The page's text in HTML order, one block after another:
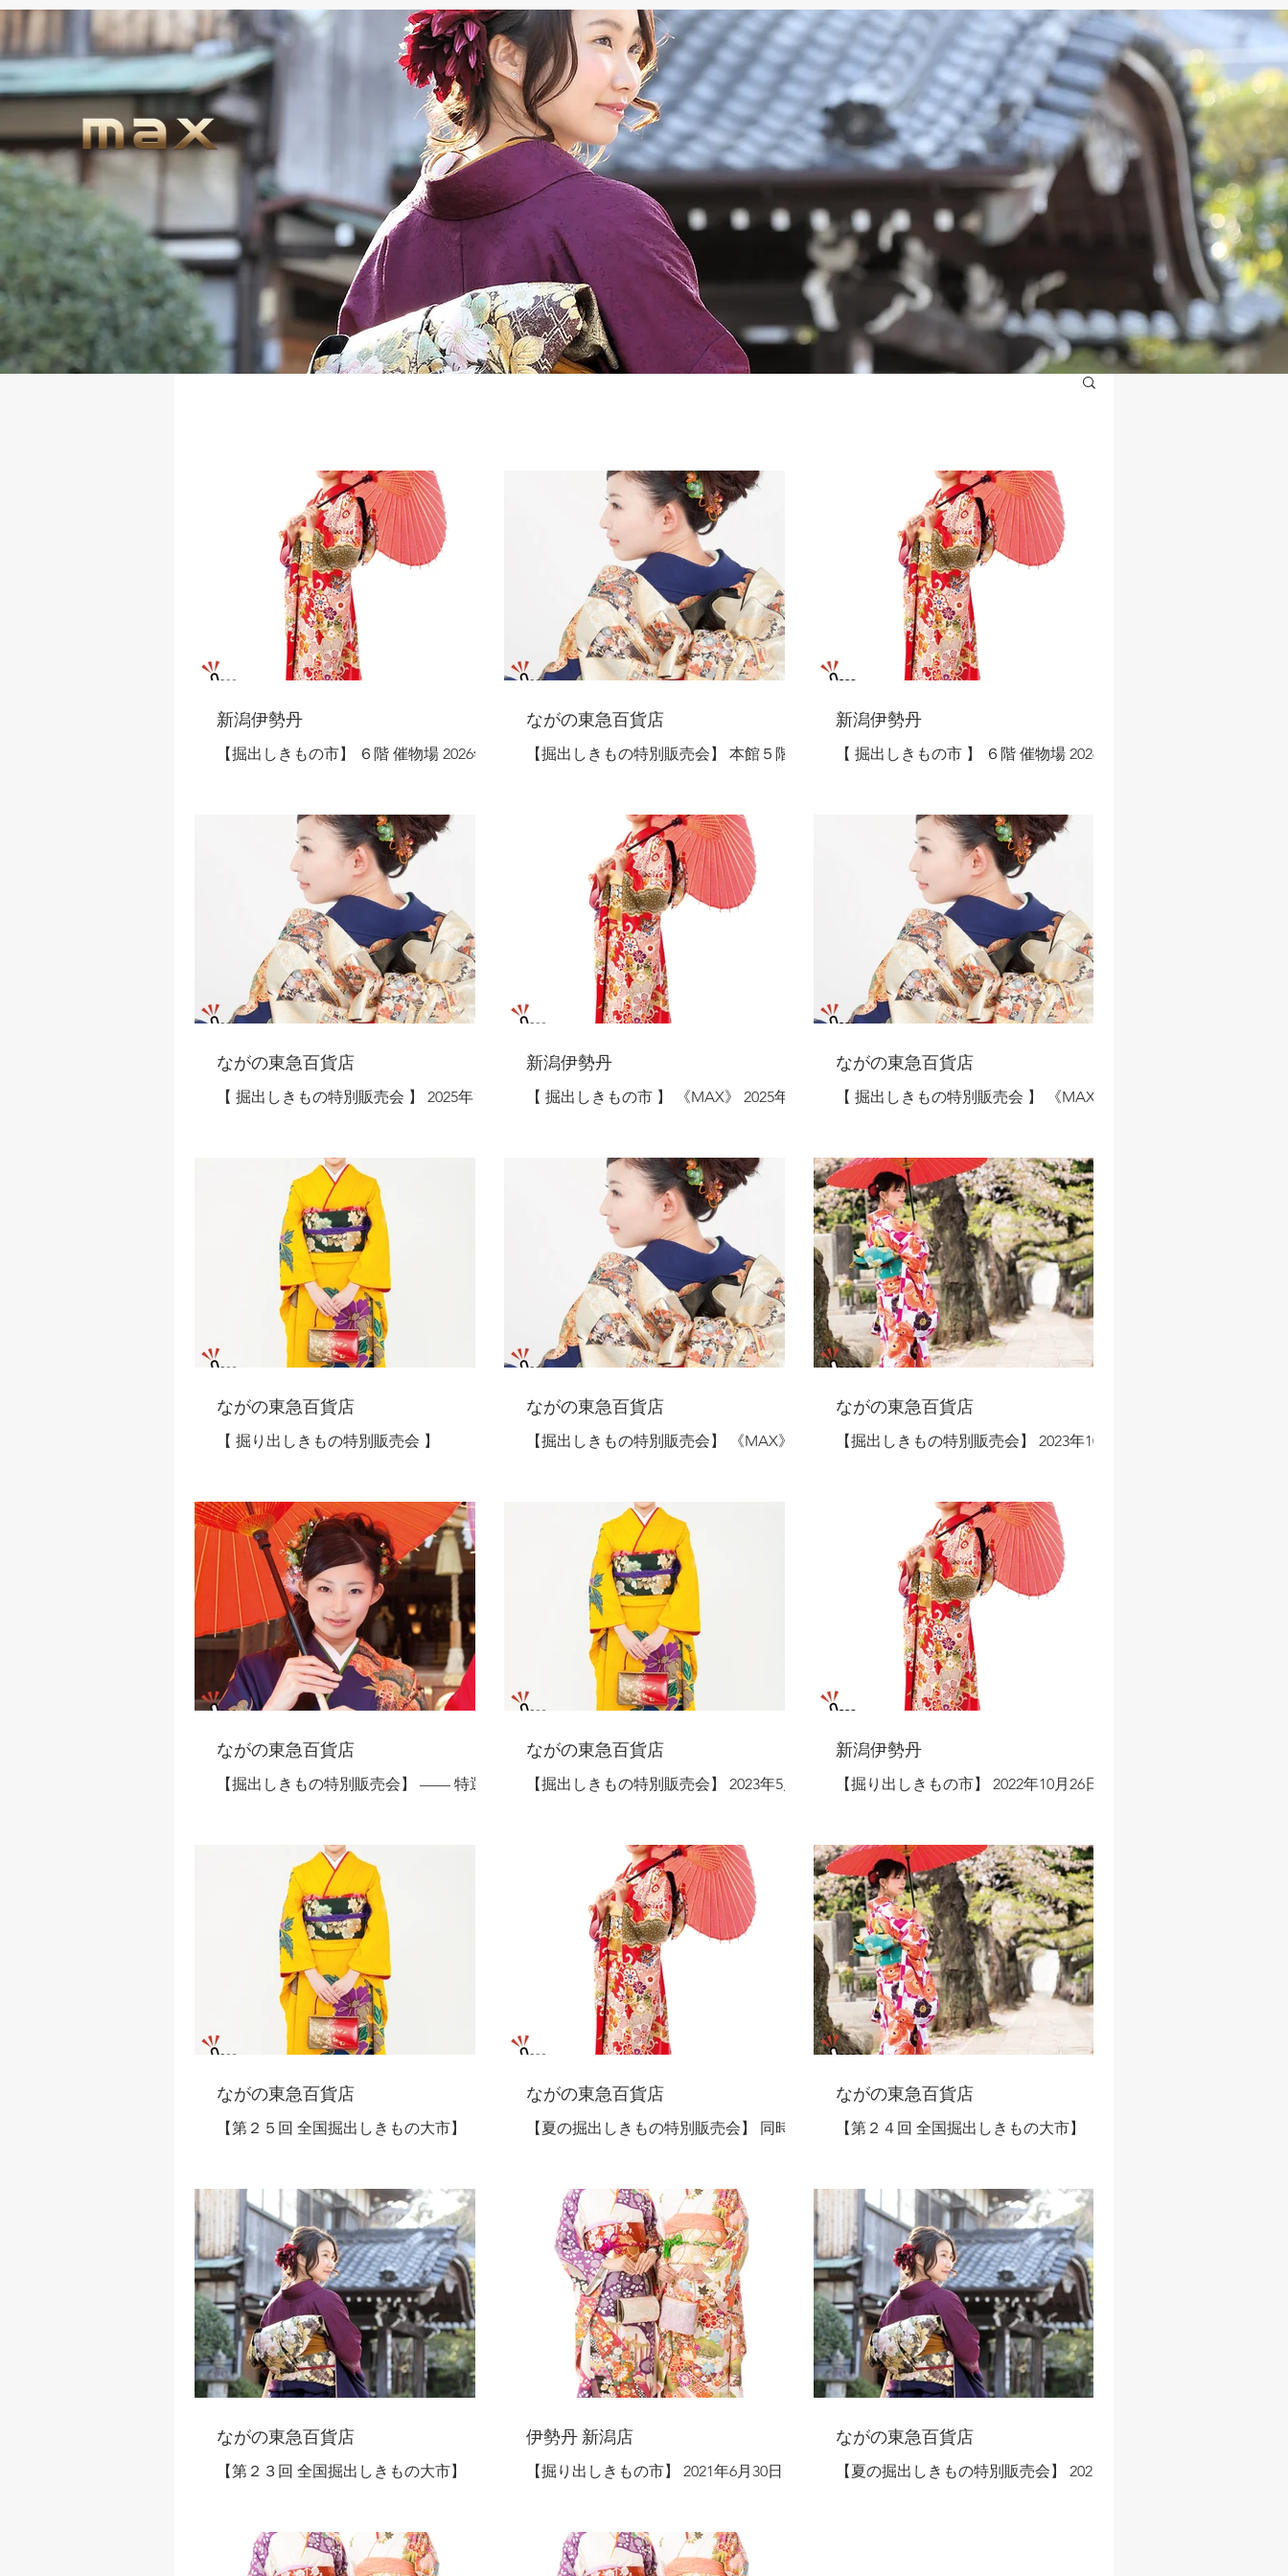
新潟伊勢丹
【掘出しきもの市】 ６階 催物場 2026年7
特別価格でご提供！】 特 別 企 画 振袖ま
つり 来年、再来年用の晴れ着を今のうち
に…人気の最新柄、古典柄、モダン柄な
ど色柄豊富にお値打ち価格でご紹介！ -
振袖（リユース品）11,000円から - 振袖
（撮影使用品）55,000円から - 振袖（展
示サンプル品）110,000円から その他、
特選振袖や仮絵羽なども多数取り揃えて
おります。 フォーマルきもの特集 - 訪問
着（撮影使用品）55,000円から - 黒留袖
（撮影使用品）33,000円から 特選紬 有名
作家きもの特集 大島紬、牛首紬、結城紬
など全国各地の特選紬や本加賀友禅など
※ 洗える長襦袢（新品）5,500円【限定
5】 ※ 卒業式用袴（貸衣装処分品）5,500
円【限定5】 ※ 振袖用ショール（新品）
5,500円【限定5】 ※価格は消費税を含ん
だ価格です。 ----------
ながの東急百貨店
【掘出しきもの特別販売会】 本館５階
ら取揃えたきものと帯を特別価格で大ご
を…来年、再来年用の晴れ着を今のうち
に…。人気の最新柄など色柄豊富に大ご
奉仕！ - 振袖（展示サンプル品）110,000
円から - 振袖（撮影使用品）55,000円か
ら - 振袖（モデル着用品）33,000円から -
袋帯（撮影使用品）33,000円から 単衣・
夏きもの・夏帯 先行大処分 礼装モノか
らおしゃれモノまで、単衣・夏きもの・
夏帯がお値打ち価格先行大処分！ - 夏き
もの（撮影使用品）33,000円から - 夏帯
（撮影使用品）22,000円から 礼装きも
た、西陣織をはじめ有名メーカーの織り
や染めの帯もお値打ち価格で大放出！ -
訪問着（展示サンプル品）110,000円から
- 袋帯（撮影使用品）33,000円から 日替
りご奉仕品 お一人様１点限り ※ 6/11(木)
新潟伊勢丹
【 掘出しきもの市 】 ６階 催物場 2026年
特別価格でご提供！】 特 別 企 画 振袖ま
つり 来年、再来年用の晴れ着を今のうち
に…人気の最新柄、古典柄、モダン柄な
ど色柄豊富にお値打ち価格で大ご奉仕！
袖（撮影使用品） 55,000円 から - 振袖
（展示サンプル品） 110,000円 から その
他、特選振袖や仮絵羽なども多数取り揃
えております。 フォーマルきもの特集 -
訪問着（撮影使用品） 55,000円から - 黒
留袖（撮影使用品） 33,000円から 特選紬
有名作家きもの特集 大島紬、牛首紬、結
城紬など全国各地の特選紬や本加賀友禅
点限り ※ 洗える長襦袢（新品） 5,500円
【限定5】 ※ 卒業式用袴（貸衣装処分
品） 5,500円 【限定5】 ※ 振袖用ショー
ル （新品） 5,500円 【限定5
ながの東急百貨店
【 掘出しきもの特別販売会 】 2025年10
別価格で大ご奉仕！】 特 別 企 画 振袖ま
つり 来年、再来年用の晴れ着を今のうち
に…京友禅の振袖、人気の最新柄や古典
柄など色柄豊富に一挙...
新潟伊勢丹
【 掘出しきもの市 】 《MAX》 2025年6
特別価格でご提供！】 特 別 企 画 振袖ま
つり 来年、再来年用の晴れ着を今のうち
に…人気の最新柄、古典柄、モダン柄な
ど色柄豊富にお値打...
ながの東急百貨店
【 掘出しきもの特別販売会 】 《MAX》
帯を 特別価格で大ご奉仕！】 単衣・夏
もの・夏帯 先行販売 礼装モノからおし
ゃれモノまで、単衣・夏きもの・夏帯が
お値打ち価格先行販売！ -...
ながの東急百貨店
【 掘り出しきもの特別販売会 】
きものと帯を 特別価格で大ご奉仕！ 】
振袖まつり 来年、再来年用の晴れ着を今
のうちに…人気の最新柄、古典柄、モダ
ン柄など色柄多彩にお値打ち価...
ながの東急百貨店
【掘出しきもの特別販売会】 《MAX》
と帯を特別価格で大ご奉仕！― 振 袖 ま
つ り - 振袖（撮影使用品）55,000円から
- 袋帯（撮影使用品）33,000円から 単
衣・夏もの...
ながの東急百貨店
【掘出しきもの特別販売会】 2023年10月
特別価格で大ご奉仕！】 大振袖まつり
色柄豊富にお値打ち価格で一挙大処分！
- 振袖（貸衣装処分品）11,000円から -...
ながの東急百貨店
【掘出しきもの特別販売会】 —— 特選
より厳選された充実の品揃えと、この時
限りの驚きの価格で特別大ご奉仕！】 振
袖大特集 人気最新柄やモダン柄、古典柄
など色柄豊富にお買い得価格で大特
ながの東急百貨店
【掘出しきもの特別販売会】 2023年5月
充実の品揃えと価格で特別大ご奉仕！】
振 袖 ま つ り - 振袖（撮影使用品）
110,000円【限定1】 - 袋帯（撮影使用
品）33,000円【限定1】...
新潟伊勢丹
【掘り出しきもの市】 2022年10月26日～
多数ご用意しました。※リフォーム用き
ものは除く ≪​全国各地から取り揃えたき
ものと帯を驚きの品揃えと価格で特別大
ご奉仕！≫ 〈特別企画〉...
ながの東急百貨店
【第２５回 全国掘出しきもの大市】
と帯を驚きの品揃えと価格で特別大ご奉
仕！】 特別企画 振袖まつり 色柄豊富に
一挙大集結！ - 振袖（撮影使用品）
110,000円【限定1】 -...
ながの東急百貨店
【夏の掘出しきもの特別販売会】 同時開
【全国各地から取り揃えたきものと帯を
驚きの品揃えと価格で特別大ご奉仕！】
特別企画 振袖まつり - 振袖（撮影使用
品）88,000円 -...
ながの東急百貨店
【第２４回 全国掘出しきもの大市】
帯を驚きの品揃えと価格で特別大ご奉
仕！》 大振袖まつり ≪京友禅からお求
めやすいレンタル処分品など色柄豊富に
一挙大処分！≫ -...
ながの東急百貨店
【第２３回 全国掘出しきもの大市】
帯を驚きの品揃えと価格で特別大ご奉
仕！》 大振袖まつり 『色柄豊富に一挙
伊勢丹 新潟店
【掘り出しきもの市】 2021年6月30日～7
価格で特別大ご奉仕！》 ■大振袖祭り
『一挙大集結！』 ≪人気最新柄・モダン
ながの東急百貨店
【夏の掘出しきもの特別販売会】 2021年